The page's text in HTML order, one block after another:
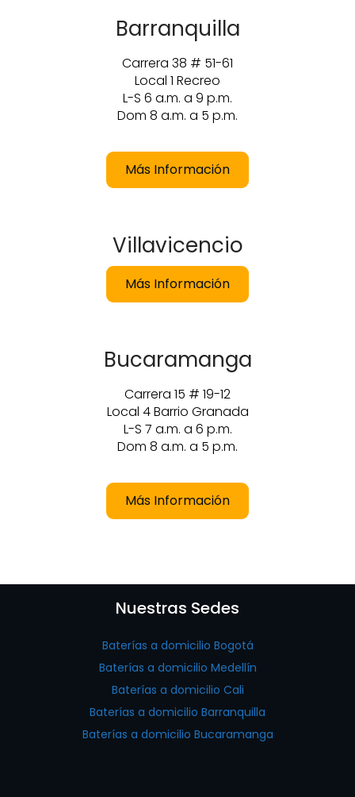
Barranquilla
Carrera 38 # 51-61
Local 1 Recreo
L-S 6 a.m. a 9 p.m.
Dom 8 a.m. a 5 p.m.
Más Información
Villavicencio
Más Información
Bucaramanga
Carrera 15 # 19-12
Local 4 Barrio Granada
L-S 7 a.m. a 6 p.m.
Dom 8 a.m. a 5 p.m.
Más Información
Nuestras Sedes
Baterías a domicilio Bogotá
Baterías a domicilio Medellín
Baterías a domicilio Cali
Baterías a domicilio Barranquilla
Baterías a domicilio Bucaramanga